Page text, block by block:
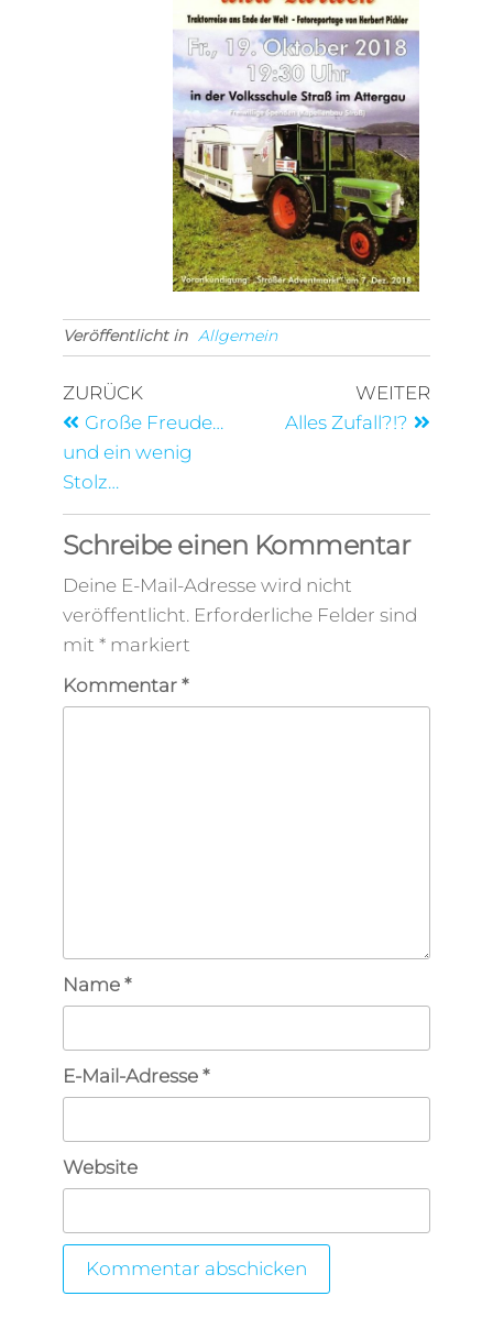
Veröffentlicht in Allgemein
ZURÜCK
Große Freude…
und ein wenig
Stolz…
WEITER
Alles Zufall?!?
Schreibe einen Kommentar
Deine E-Mail-Adresse wird nicht
veröffentlicht. Erforderliche Felder sind
mit *markiert
Kommentar *
Name *
E-Mail-Adresse *
Website